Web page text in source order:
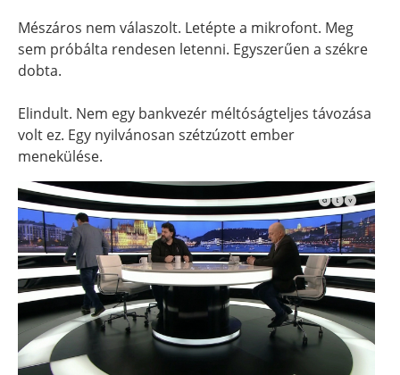
Mészáros nem válaszolt. Letépte a mikrofont. Meg
sem próbálta rendesen letenni. Egyszerűen a székre
dobta.
Elindult. Nem egy bankvezér méltóságteljes távozása
volt ez. Egy nyilvánosan szétzúzott ember
menekülése.